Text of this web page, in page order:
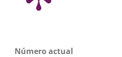
Número actual